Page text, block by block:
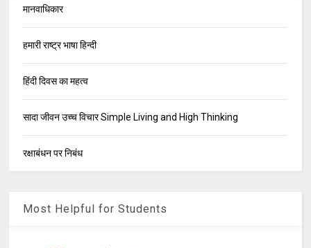
मानवाधिकार
हमारी राष्ट्र भाषा हिन्दी
हिंदी दिवस का महत्व
सादा जीवन उच्च विचार Simple Living and High Thinking
रक्षाबंधन पर निबंध
Most Helpful for Students